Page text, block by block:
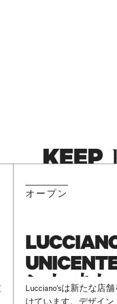
KEEP
オープン
ンしまし
Lucciano'sは新たな店